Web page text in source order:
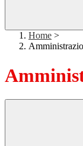
Home >